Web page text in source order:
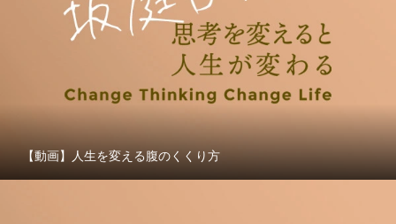
【動画】人生を変える腹のくくり方